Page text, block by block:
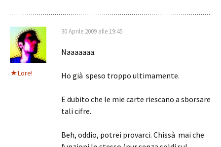
Lore!
30 Aprile 2009 alle 19:45
Naaaaaaa.
Ho già speso troppo ultimamente.
E dubito che le mie carte riescano a sborsare
tali cifre.
Beh, oddio, potrei provarci. Chissà mai che